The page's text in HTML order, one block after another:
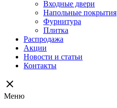
Входные двери
Напольные покрытия
Фурнитура
Плитка
Распродажа
Акции
Новости и статьи
Контакты
close
Меню